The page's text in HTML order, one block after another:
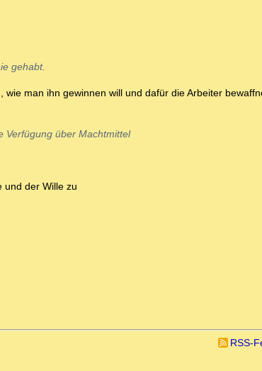
gehabt.
man ihn gewinnen will und dafür die Arbeiter
Verfügung über Machtmittel
und der Wille zu
RSS-